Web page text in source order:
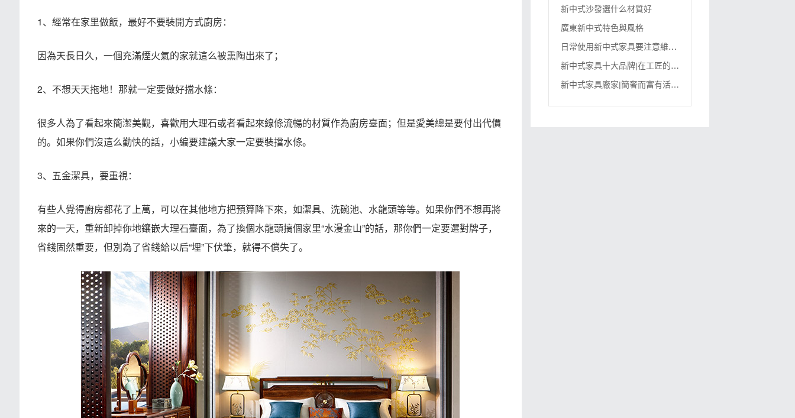
1、經常在家里做飯，最好不要裝開方式廚房：
因為天長日久，一個充滿煙火氣的家就這么被熏陶出來了；
2、不想天天拖地！那就一定要做好擋水條：
很多人為了看起來簡潔美觀，喜歡用大理石或者看起來線條流暢的材質作為廚房臺面；但是愛美總是要付出代價
的。如果你們沒這么勤快的話，小編要建議大家一定要裝擋水條。
3、五金潔具，要重視：
有些人覺得廚房都花了上萬，可以在其他地方把預算降下來，如潔具、洗碗池、水龍頭等等。如果你們不想再將
來的一天，重新卸掉你地鑲嵌大理石臺面，為了換個水龍頭搞個家里“水漫金山”的話，那你們一定要選對牌子，
省錢固然重要，但別為了省錢給以后“埋”下伏筆，就得不償失了。
新中式沙發選什么材質好
廣東新中式特色與風格
日
常使用新中式家具要注意維護和保養
新
中式家具十大品牌|在工匠的眼中的中式古典家具
新
中式家具廠家|簡奢而富有活力的新中式格調